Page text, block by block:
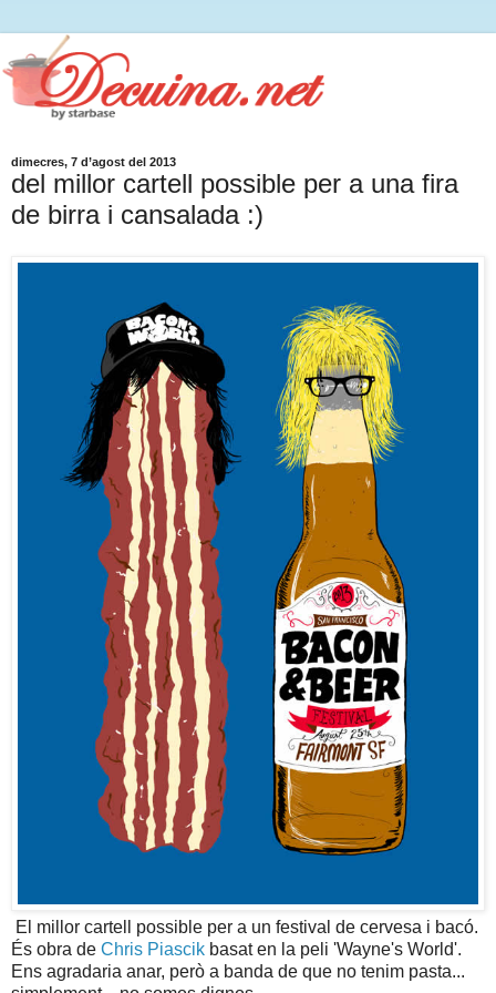
dimecres, 7 d’agost del 2013
del millor cartell possible per a una fira
de birra i cansalada :)
El millor cartell possible per a un festival de cervesa i bacó.
És obra de Chris Piascik basat en la peli 'Wayne's World'.
Ens agradaria anar, però a banda de que no tenim pasta...